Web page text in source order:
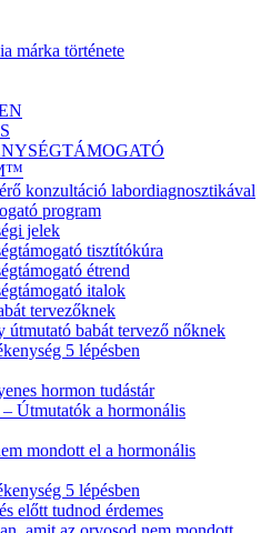
márka története
konzultáció labordiagnosztikával
program
jelek
tisztítókúra
étrend
italok
tervezőknek
útmutató babát tervező nőknek
5 lépésben
hormon tudástár
Útmutatók a hormonális
mondott el a hormonális
5 lépésben
előtt tudnod érdemes